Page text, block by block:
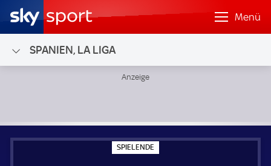
Menü
SPANIEN, LA LIGA
SPIELENDE
P